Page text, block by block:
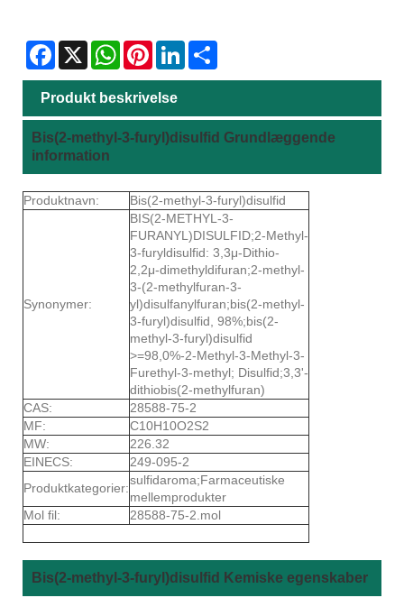
Facebook
X WhatsAppPinterestLinkedIn
Produkt beskrivelse
Bis(2-methyl-3-furyl)disulfid Grundlæggende
information
Produktnavn: Bis(2-methyl-3-furyl)disulfid
Synonymer:
BIS(2-METHYL-3-
FURANYL)DISULFID;2-Methyl-
3-furyldisulfid: 3,3μ-Dithio-
2,2μ-dimethyldifuran;2-methyl-
3-(2-methylfuran-3-
yl)disulfanylfuran;bis(2-methyl-
3-furyl)disulfid, 98%;bis(2-
methyl-3-furyl)disulfid
>=98,0%-2-Methyl-3-Methyl-3-
Furethyl-3-methyl; Disulfid;3,3'-
dithiobis(2-methylfuran)
CAS:
28588-75-2
MF:
C10H10O2S2
MW:
226.32
EINECS:
249-095-2
Produktkategorier:
sulfidaroma;Farmaceutiske
mellemprodukter
Mol fil:
28588-75-2.mol
Bis(2-methyl-3-furyl)disulfid Kemiske egenskaber